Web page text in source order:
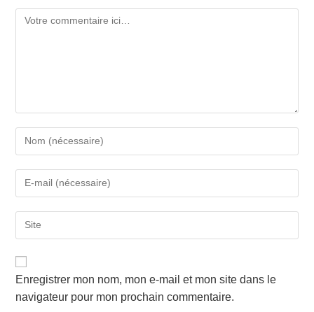
Comment
username
to
comment
address
to
votre
site
(facultatif)
Enregistrer mon nom, mon e-mail et mon site dans le
navigateur pour mon prochain commentaire.